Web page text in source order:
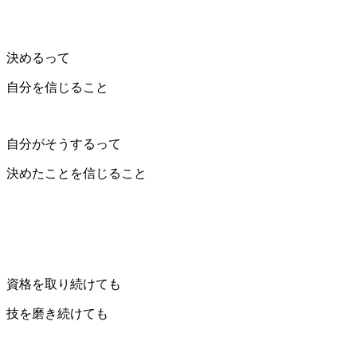
決めるって
自分を信じること
自分がそうするって
決めたことを信じること
資格を取り続けても
技を磨き続けても